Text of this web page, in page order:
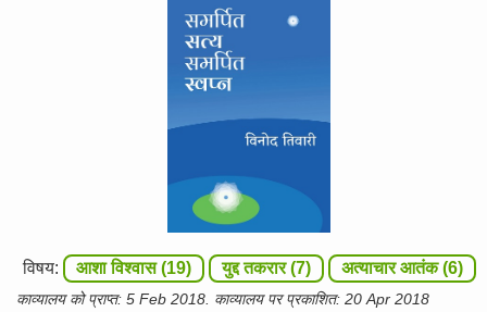
विषय: आशा विश्वास (19) युद्द तकरार (7) अत्याचार आतंक (6)
काव्यालय को प्राप्त: 5 Feb 2018. काव्यालय पर प्रकाशित: 20 Apr 2018